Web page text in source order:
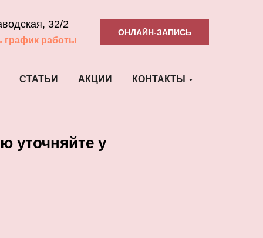
32/2
график работы
ОНЛАЙН-ЗАПИСЬ
СТАТЬИ АКЦИИ КОНТАКТЫ
уточняйте у